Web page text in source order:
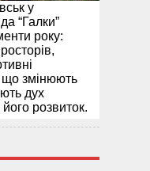
у
“Галки”
року:
що змінюють
дух
розвиток.